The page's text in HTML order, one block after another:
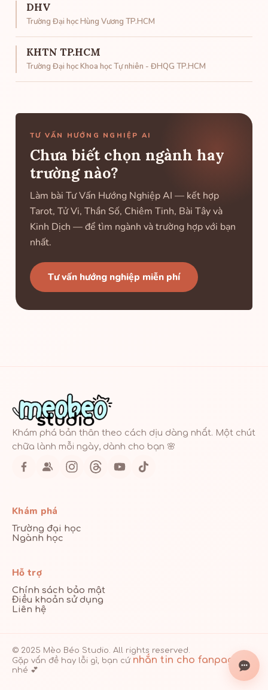
DHV
Trường Đại học Hùng Vương TP.HCM
KHTN TP.HCM
Trường Đại học Khoa học Tự nhiên - ĐHQG TP.HCM
TƯ VẤN HƯỚNG NGHIỆP AI
Chưa biết chọn ngành hay
trường nào?
Làm bài Tư Vấn Hướng Nghiệp AI — kết hợp
Tarot, Tử Vi, Thần Số, Chiêm Tinh, Bài Tây và
Kinh Dịch — để tìm ngành và trường hợp với bạn
nhất.
Tư vấn hướng nghiệp miễn phí
Khám phá bản thân theo cách dịu dàng nhất. Một chút
chữa lành mỗi ngày, dành cho bạn 🌸
Khám phá
Trường đại học
Ngành học
Hỗ trợ
Chính sách bảo mật
Điều khoản sử dụng
Liên hệ
© 2025 Mèo Béo Studio. All rights reserved.
Gặp vấn đề hay lỗi gì, bạn cứ nhắn tin cho fanpage
nhé 💕